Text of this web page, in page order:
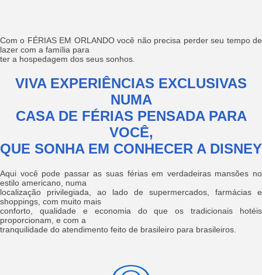
Com o FÉRIAS EM ORLANDO você não precisa perder seu tempo de
lazer com a família para
ter a hospedagem dos seus sonhos.
VIVA EXPERIÊNCIAS EXCLUSIVAS
NUMA
CASA DE FÉRIAS PENSADA PARA
VOCÊ,
QUE SONHA EM CONHECER A DISNEY
Aqui você pode passar as suas férias em verdadeiras mansões no
estilo americano, numa
localização privilegiada, ao lado de supermercados, farmácias e
shoppings, com muito mais
conforto, qualidade e economia do que os tradicionais hotéis
proporcionam, e com a
tranquilidade do atendimento feito de brasileiro para brasileiros.